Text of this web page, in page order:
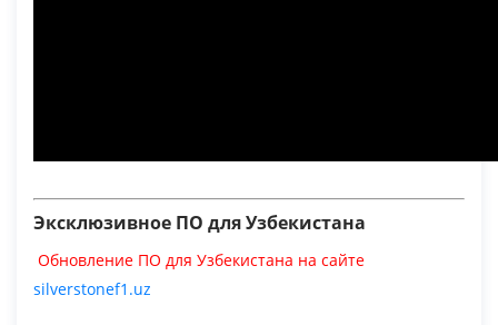
Эксклюзивное ПО для Узбекистана
Обновление ПО для Узбекистана на сайте
silverstonef1.uz